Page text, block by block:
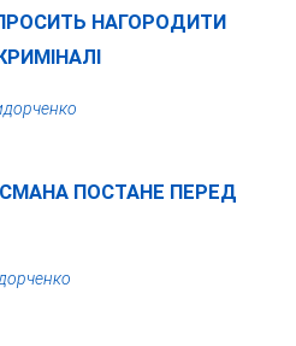
НАГОРОДИТИ
ПОСТАНЕ ПЕРЕД